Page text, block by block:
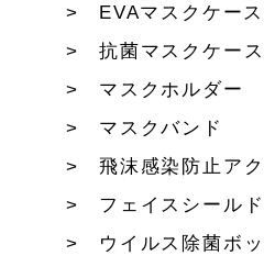
EVAマスクケース
抗菌マスクケース
マスクホルダー
マスクバンド
飛沫感染防止ア
フェイスシールド
ウイルス除菌ボ